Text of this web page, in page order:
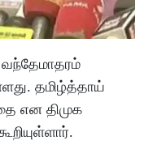
வந்தேமாதரம்
தமிழ்த்தாய்
என திமுக